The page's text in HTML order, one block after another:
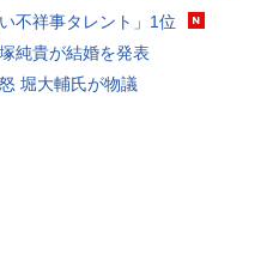
い不祥事タレント」1位
純貴が結婚を発表
堀大輔氏が物議